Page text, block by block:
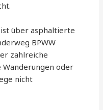
über asphaltierte
BPWW
zahlreiche
oder
nicht